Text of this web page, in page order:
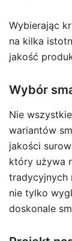
Wybierając
na kilka
jakość
Wybór
Nie
wariantów
jakości
który używa
tradycyjnych
nie tylko
doskonale